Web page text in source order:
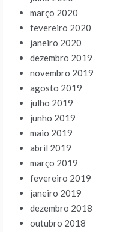
março 2020
fevereiro 2020
janeiro 2020
dezembro 2019
novembro 2019
agosto 2019
julho 2019
junho 2019
maio 2019
abril 2019
março 2019
fevereiro 2019
janeiro 2019
dezembro 2018
outubro 2018